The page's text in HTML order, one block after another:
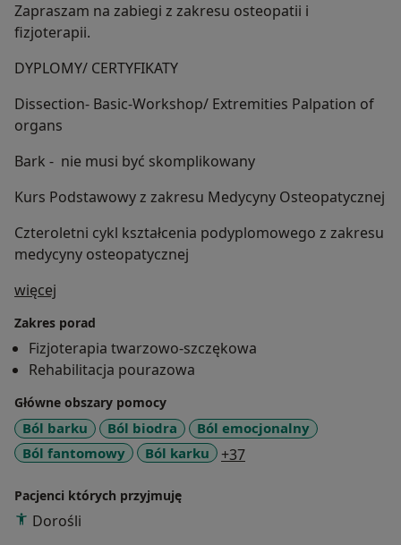
Zapraszam na zabiegi z zakresu osteopatii i
fizjoterapii.
DYPLOMY/ CERTYFIKATY
Dissection- Basic-Workshop/ Extremities Palpation of
organs
Bark - nie musi być skomplikowany
Kurs Podstawowy z zakresu Medycyny Osteopatycznej
Czteroletni cykl kształcenia podyplomowego z zakresu
medycyny osteopatycznej
więcej
Zakres porad
Fizjoterapia twarzowo-szczękowa
Rehabilitacja pourazowa
Główne obszary pomocy
Ból barku Ból biodra
Ból emocjonalny
Ból fantomowy
Ból karku +37
Pacjenci których przyjmuję
Dorośli